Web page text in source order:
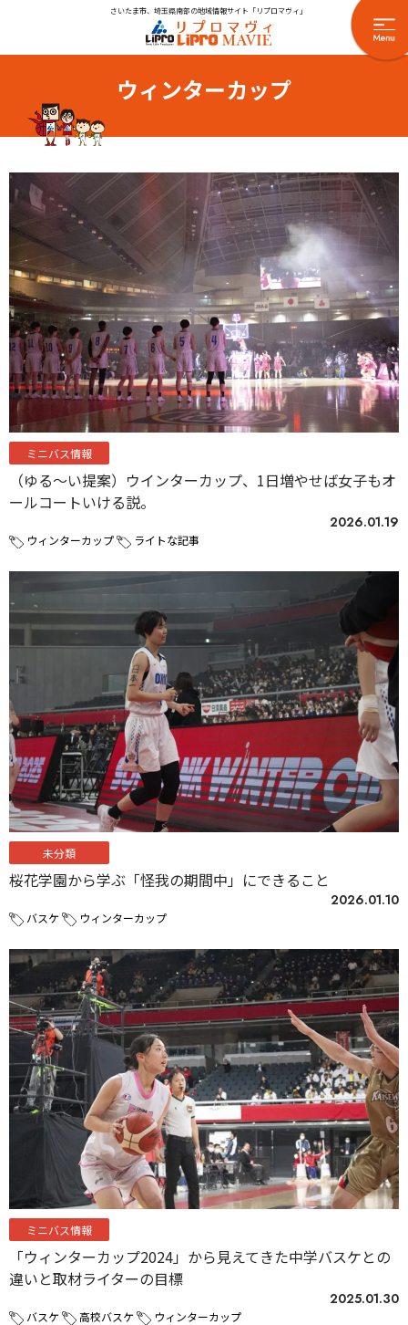
さいたま市、埼玉県南部の地域情報サイト「リプロマヴィ」
ウィンターカップ
ミニバス情報
（ゆる〜い提案）ウインターカップ、1日増やせば女子もオ
ールコートいける説。
2026.01.19
ウィンターカップ ライトな記事
未分類
桜花学園から学ぶ「怪我の期間中」にできること
2026.01.10
バスケ ウィンターカップ
ミニバス情報
「ウィンターカップ2024」から見えてきた中学バスケとの
違いと取材ライターの目標
2025.01.30
バスケ 高校バスケ ウィンターカップ